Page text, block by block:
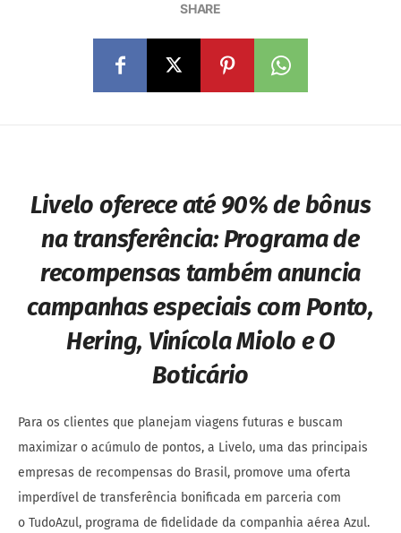
SHARE
Livelo oferece até 90% de bônus
na transferência:Programa de
recompensas também anuncia
campanhas especiais com Ponto,
Hering, Vinícola Miolo e O
Boticário
Para os clientes que planejam viagens futuras e buscam
maximizar o acúmulo de pontos, a Livelo, uma das principais
empresas de recompensas do Brasil, promove uma oferta
imperdível de transferência bonificada em parceria com
o TudoAzul, programa de fidelidade da companhia aérea Azul.